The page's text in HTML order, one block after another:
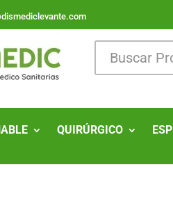
QUIRÚRGICO